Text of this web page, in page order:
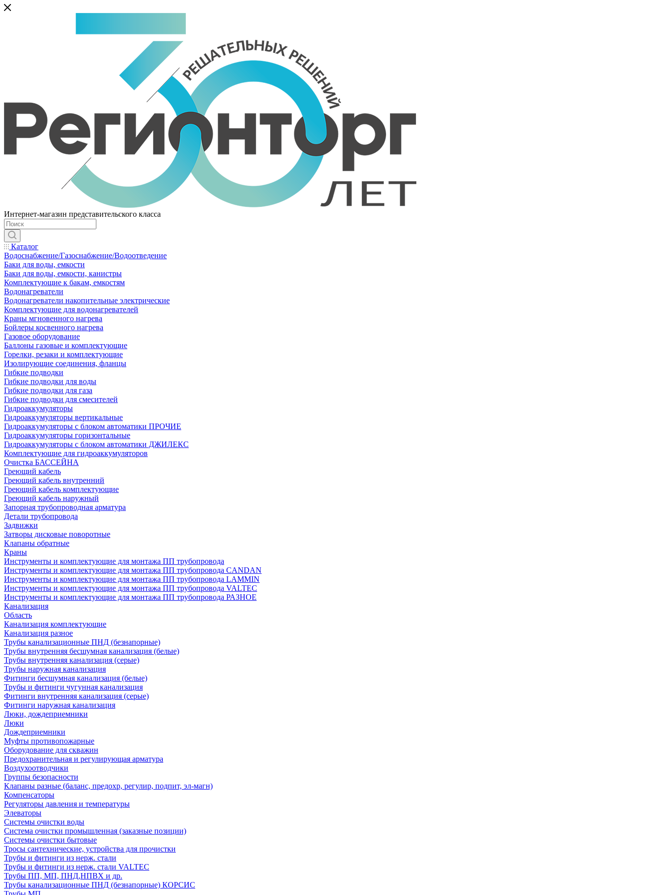
Интернет-магазин представительского класса
Каталог
Водоснабжение/Газоснабжение/Водоотведение
Баки для воды, емкости
Баки для воды, емкости, канистры
Комплектующие к бакам, емкостям
Водонагреватели
Водонагреватели накопительные электрические
Комплектующие для водонагревателей
Краны мгновенного нагрева
Бойлеры косвенного нагрева
Газовое оборудование
Баллоны газовые и комплектующие
Горелки, резаки и комплектующие
Изолирующие соединения, фланцы
Гибкие подводки
Гибкие подводки для воды
Гибкие подводки для газа
Гибкие подводки для смесителей
Гидроаккумуляторы
Гидроаккумуляторы вертикальные
Гидроаккумуляторы с блоком автоматики ПРОЧИЕ
Гидроаккумуляторы горизонтальные
Гидроаккумуляторы с блоком автоматики ДЖИЛЕКС
Комплектующие для гидроаккумуляторов
Очистка БАССЕЙНА
Греющий кабель
Греющий кабель внутренний
Греющий кабель комплектующие
Греющий кабель наружный
Запорная трубопроводная арматура
Детали трубопровода
Задвижки
Затворы дисковые поворотные
Клапаны обратные
Краны
Инструменты и комплектующие для монтажа ПП трубопровода
Инструменты и комплектующие для монтажа ПП трубопровода CANDAN
Инструменты и комплектующие для монтажа ПП трубопровода LAMMIN
Инструменты и комплектующие для монтажа ПП трубопровода VALTEC
Инструменты и комплектующие для монтажа ПП трубопровода РАЗНОЕ
Канализация
Область
Канализация комплектующие
Канализация разное
Трубы канализационные ПНД (безнапорные)
Трубы внутренняя бесшумная канализация (белые)
Трубы внутренняя канализация (серые)
Трубы наружная канализация
Фитинги бесшумная канализация (белые)
Трубы и фитинги чугунная канализация
Фитинги внутренняя канализация (серые)
Фитинги наружная канализация
Люки, дождеприемники
Люки
Дождеприемники
Муфты противопожарные
Оборудование для скважин
Предохранительная и регулирующая арматура
Воздухоотводчики
Группы безопасности
Клапаны разные (баланс, предохр, регулир, подпит, эл-магн)
Компенсаторы
Регуляторы давления и температуры
Элеваторы
Системы очистки воды
Система очистки промышленная (заказные позиции)
Системы очистки бытовые
Тросы сантехнические, устройства для прочистки
Трубы и фитинги из нерж. стали
Трубы и фитинги из нерж. стали VALTEC
Трубы ПП, МП, ПНД,НПВХ и др.
Трубы канализационные ПНД (безнапорные) КОРСИС